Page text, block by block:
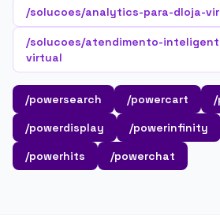
/solucoes/analytics-para-dloja-
/solucoes/atendimento-
virtual
/powersearch /powercart
/powerdisplay
/powerinfinity
/powerhits
/powerchat